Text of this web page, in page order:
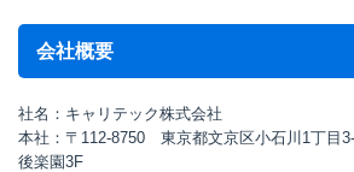
会社概要
社名：キャリテック株式会社
本社：〒112-8750 東京都文京区小石川1丁目
後楽園3F